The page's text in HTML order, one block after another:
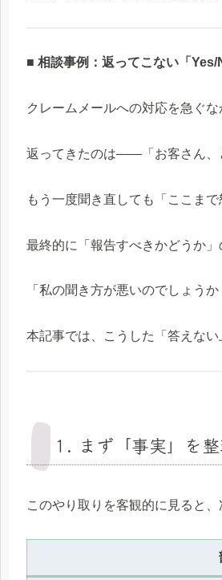
■ 相談事例：返ってこない「Yes/
クレームメールへの対応を急ぐ
返ってきたのは——「お客さん、
もう一度聞き直しても「ここま
最終的に「報告すべきかどうか
「私の聞き方が悪いのでしょう
本記事では、こうした「答えな
1. まず「事実」を
このやり取りを客観的に見ると、